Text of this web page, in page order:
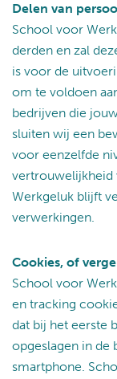
Delen van
School voor
derden en zal
is voor de
om te voldoen
bedrijven die
sluiten wij een
voor eenzelfde
vertrouwelijkheid
Werkgeluk blijft
verwerkingen.
Cookies, of
School voor
en tracking
dat bij het eerste
opgeslagen in de
smartphone.